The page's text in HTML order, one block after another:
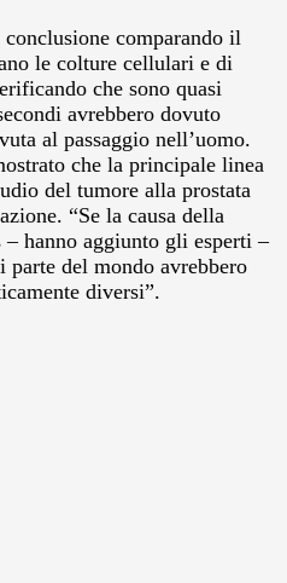
comparando il
le colture cellulari e di
che sono quasi
avrebbero dovuto
al passaggio nell’uomo.
che la principale linea
del tumore alla prostata
“Se la causa della
hanno aggiunto gli esperti –
del mondo avrebbero
diversi”.